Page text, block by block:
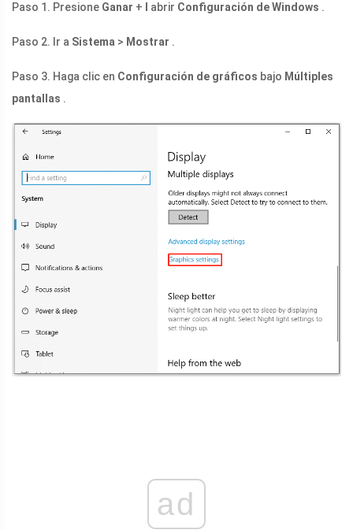
Paso 1. Presione Ganar + abrir Configuración de Windows .
Paso 2. Ir a Sistema > Mostrar .
Paso 3. Haga clic en Configuración de gráficos bajo Múltiples
pantallas .
ad